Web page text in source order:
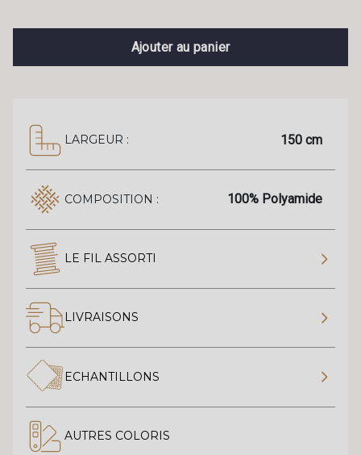
Ajouter au panier
LARGEUR : 150 cm
COMPOSITION : 100% Polyamide
LE FIL ASSORTI
LIVRAISONS
ECHANTILLONS
AUTRES COLORIS